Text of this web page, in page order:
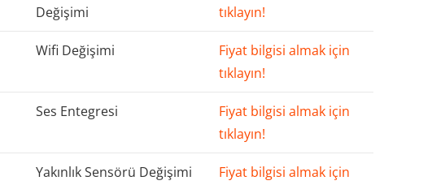
Değişimi
tıklayın!
Wifi Değişimi
Fiyat bilgisi almak için
tıklayın!
Ses Entegresi
Fiyat bilgisi almak için
tıklayın!
Yakınlık Sensörü Değişimi
Fiyat bilgisi almak için